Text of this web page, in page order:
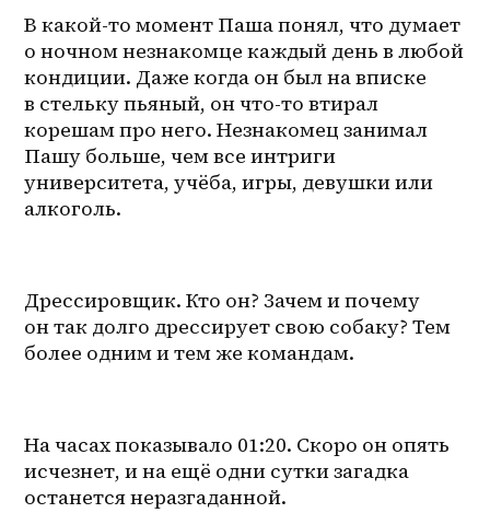
В какой-то момент Паша понял, что думает
о ночном незнакомце каждый день в любой
кондиции. Даже когда он был на вписке
в стельку пьяный, он что-то втирал
корешам про него. Незнакомец занимал
Пашу больше, чем все интриги
университета, учёба, игры, девушки или
алкоголь.
Дрессировщик. Кто он? Зачем и почему
он так долго дрессирует свою собаку? Тем
более одним и тем же командам.
На часах показывало 01:20. Скоро он опять
исчезнет, и на ещё одни сутки загадка
останется неразгаданной.